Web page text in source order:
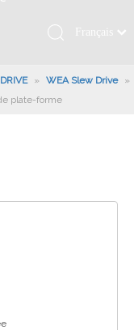
Français
românesc
Italiano
» WEA Slew Drive
»
plate-forme